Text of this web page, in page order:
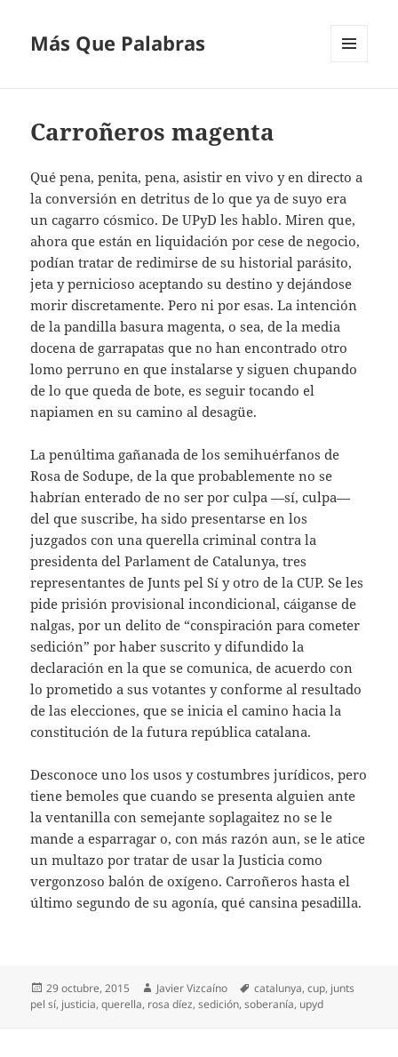
Más Que Palabras
Carroñeros magenta
Qué pena, penita, pena, asistir en vivo y en directo a
la conversión en detritus de lo que ya de suyo era
un cagarro cósmico. De UPyD les hablo. Miren que,
ahora que están en liquidación por cese de negocio,
podían tratar de redimirse de su historial parásito,
jeta y pernicioso aceptando su destino y dejándose
morir discretamente. Pero ni por esas. La intención
de la pandilla basura magenta, o sea, de la media
docena de garrapatas que no han encontrado otro
lomo perruno en que instalarse y siguen chupando
de lo que queda de bote, es seguir tocando el
napiamen en su camino al desagüe.
La penúltima gañanada de los semihuérfanos de
Rosa de Sodupe, de la que probablemente no se
habrían enterado de no ser por culpa —sí, culpa—
del que suscribe, ha sido presentarse en los
juzgados con una querella criminal contra la
presidenta del Parlament de Catalunya, tres
representantes de Junts pel Sí y otro de la CUP. Se les
pide prisión provisional incondicional, cáiganse de
nalgas, por un delito de “conspiración para cometer
sedición” por haber suscrito y difundido la
declaración en la que se comunica, de acuerdo con
lo prometido a sus votantes y conforme al resultado
de las elecciones, que se inicia el camino hacia la
constitución de la futura república catalana.
Desconoce uno los usos y costumbres jurídicos, pero
tiene bemoles que cuando se presenta alguien ante
la ventanilla con semejante soplagaitez no se le
mande a esparragar o, con más razón aun, se le atice
un multazo por tratar de usar la Justicia como
vergonzoso balón de oxígeno. Carroñeros hasta el
último segundo de su agonía, qué cansina pesadilla.
Publicado
el
29 octubre, 2015 Autor
Javier Vizcaíno Etiquetas
catalunya,cup, junts
pel sí, justicia,querella, rosa díez,sedición,soberanía, upyd